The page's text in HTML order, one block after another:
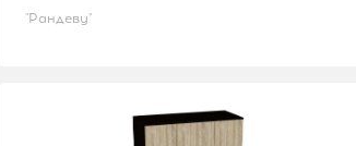
"Рандеву"